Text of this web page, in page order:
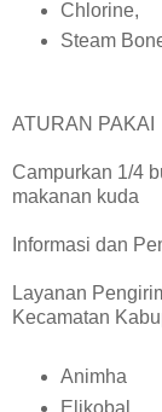
Chlorine,
Steam
ATURAN PAKAI
Campurkan 1/4
makanan kuda
Informasi dan
Layanan
Kecamatan
Animha